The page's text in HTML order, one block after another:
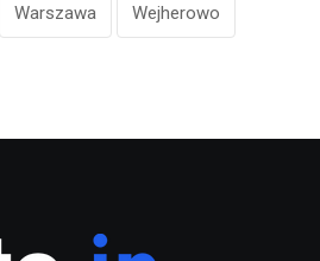
Warszawa Wejherowo